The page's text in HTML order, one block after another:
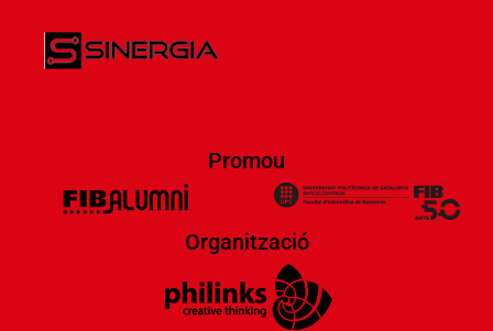
Promou
Organització